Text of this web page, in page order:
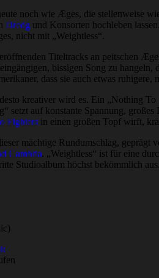
noch wie Æges, die stellenweise
Dredg und Konsorten hochleben
nicht mit „Weightless“.
Titeltracks an peitschen
bissigen Song zu
dass sie auch etwas ruhigere,
kreativer wird es. Ein „Nothing
setzt auf konstante Spannung, großes
Fighters in einen großen Topf wirft,
mächtige Rundumschlag,
Cambria. „Weightless“ ist für eine
Studioalbum höchst bekömmlich aus.